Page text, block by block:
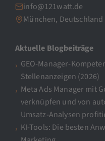
info@121watt.de
München, Deutschland
Aktuelle Blogbeiträge
GEO-Manager-
Stellenanzeigen (2026)
Meta Ads Manager mit
verknüpfen und von
Umsatz-Analysen
KI-Tools: Die besten